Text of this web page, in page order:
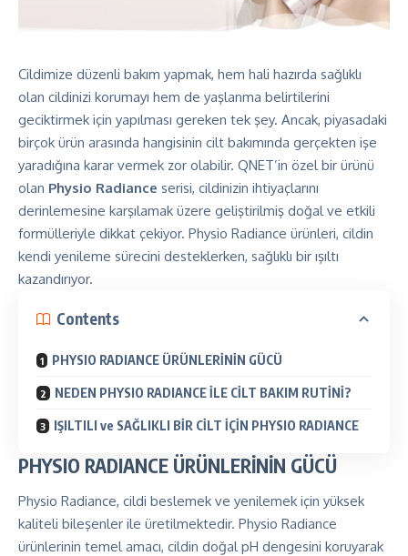
Cildimize düzenli bakım yapmak, hem hali hazırda sağlıklı
olan cildinizi korumayı hem de yaşlanma belirtilerini
geciktirmek için yapılması gereken tek şey. Ancak, piyasadaki
birçok ürün arasında hangisinin cilt bakımında gerçekten işe
yaradığına karar vermek zor olabilir. QNET’in özel bir ürünü
olan Physio Radiance serisi, cildinizin ihtiyaçlarını
derinlemesine karşılamak üzere geliştirilmiş doğal ve etkili
formülleriyle dikkat çekiyor. Physio Radiance ürünleri, cildin
kendi yenileme sürecini desteklerken, sağlıklı bir ışıltı
kazandırıyor.
Contents
PHYSIO RADIANCE ÜRÜNLERİNİN GÜCÜ
NEDEN PHYSIO RADIANCE İLE CİLT BAKIM RUTİNİ?
IŞILTILI ve SAĞLIKLI BİR CİLT İÇİN PHYSIO RADIANCE
PHYSIO RADIANCE ÜRÜNLERİNİN GÜCÜ
Physio Radiance, cildi beslemek ve yenilemek için yüksek
kaliteli bileşenler ile üretilmektedir. Physio Radiance
ürünlerinin temel amacı, cildin doğal pH dengesini koruyarak